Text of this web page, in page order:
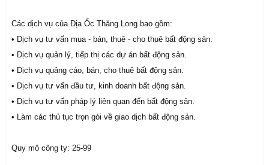
Các dịch vụ của Địa Ốc Thăng Long bao gồm:
• Dịch vụ tư vấn mua - bán, thuê - cho thuê bất động sản.
• Dịch vụ quản lý, tiếp thị các dự án bất động sản.
• Dịch vụ quảng cáo, bán, cho thuê bất động sản.
• Dịch vụ tư vấn đầu tư, kinh doanh bất động sản.
• Dịch vụ tư vấn pháp lý liên quan đến bất động sản.
• Làm các thủ tục trọn gói về giao dịch bất động sản.
Quy mô công ty: 25-99